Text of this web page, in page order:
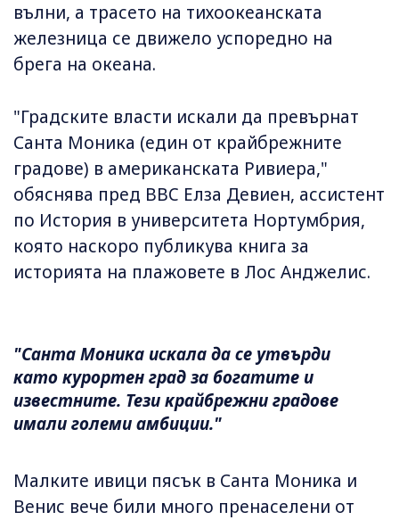
вълни, а трасето на тихоокеанската
железница се движело успоредно на
брега на океана.
"Градските власти искали да превърнат
Санта Моника (един от крайбрежните
градове) в американската Ривиера,"
обяснява пред BBC Елза Девиен, ассистент
по История в университета Нортумбрия,
която наскоро публикува книга за
историята на плажовете в Лос Анджелис.
"Санта Моника искала да се утвърди
като курортен град за богатите и
известните. Тези крайбрежни градове
имали големи амбиции."
Малките ивици пясък в Санта Моника и
Венис вече били много пренаселени от